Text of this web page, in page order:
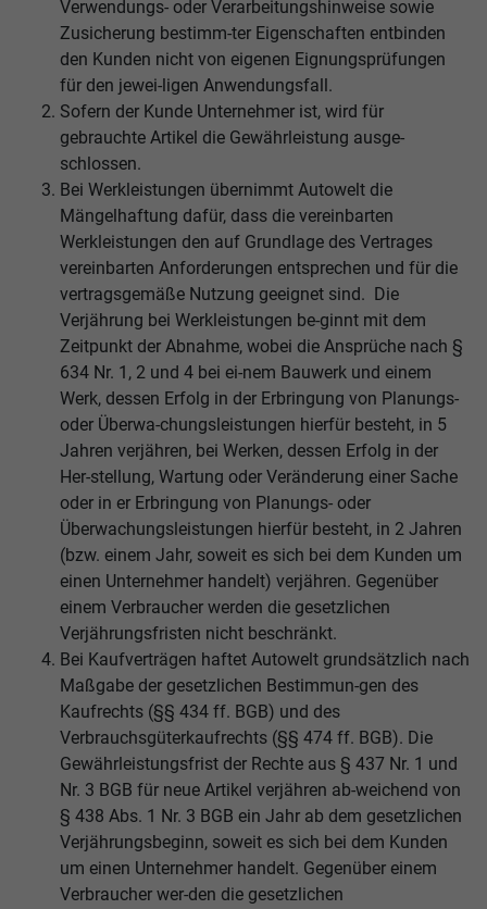
Verwendungs- oder Verarbeitungshinweise sowie
Zusicherung bestimm-ter Eigenschaften entbinden
den Kunden nicht von eigenen Eignungsprüfungen
für den jewei-ligen Anwendungsfall.
Sofern der Kunde Unternehmer ist, wird für
gebrauchte Artikel die Gewährleistung ausge-
schlossen.
Bei Werkleistungen übernimmt Autowelt die
Mängelhaftung dafür, dass die vereinbarten
Werkleistungen den auf Grundlage des Vertrages
vereinbarten Anforderungen entsprechen und für die
vertragsgemäße Nutzung geeignet sind. Die
Verjährung bei Werkleistungen be-ginnt mit dem
Zeitpunkt der Abnahme, wobei die Ansprüche nach §
634 Nr. 1, 2 und 4 bei ei-nem Bauwerk und einem
Werk, dessen Erfolg in der Erbringung von Planungs-
oder Überwa-chungsleistungen hierfür besteht, in 5
Jahren verjähren, bei Werken, dessen Erfolg in der
Her-stellung, Wartung oder Veränderung einer Sache
oder in er Erbringung von Planungs- oder
Überwachungsleistungen hierfür besteht, in 2 Jahren
(bzw. einem Jahr, soweit es sich bei dem Kunden um
einen Unternehmer handelt) verjähren. Gegenüber
einem Verbraucher werden die gesetzlichen
Verjährungsfristen nicht beschränkt.
Bei Kaufverträgen haftet Autowelt grundsätzlich nach
Maßgabe der gesetzlichen Bestimmun-gen des
Kaufrechts (§§ 434 ff. BGB) und des
Verbrauchsgüterkaufrechts (§§ 474 ff. BGB). Die
Gewährleistungsfrist der Rechte aus § 437 Nr. 1 und
Nr. 3 BGB für neue Artikel verjähren ab-weichend von
§ 438 Abs. 1 Nr. 3 BGB ein Jahr ab dem gesetzlichen
Verjährungsbeginn, soweit es sich bei dem Kunden
um einen Unternehmer handelt. Gegenüber einem
Verbraucher wer-den die gesetzlichen